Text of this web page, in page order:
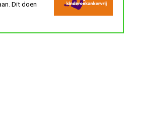
Dit doen